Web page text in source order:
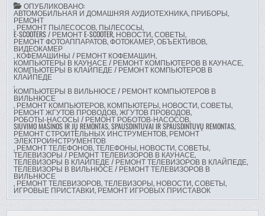
ОПУБЛИКОВАНО:
АВТОМОБИЛЬНАЯ И ДОМАШНЯЯ АУДИОТЕХНИКА, ПРИБОРЫ,
РЕМОНТ
, РЕМОНТ ПЫЛЕСОСОВ, ПЫЛЕСОСЫ,
E-SCOOTERS / РЕМОНТ E-SCOOTER, НОВОСТИ, СОВЕТЫ,
РЕМОНТ ФОТОАППАРАТОВ, ФОТОКАМЕР, ОБЪЕКТИВОВ,
ВИДЕОКАМЕР
, КОФЕМАШИНЫ / РЕМОНТ КОФЕМАШИН,
КОМПЬЮТЕРЫ В КАУНАСЕ / РЕМОНТ КОМПЬЮТЕРОВ В КАУНАСЕ,
КОМПЬЮТЕРЫ В КЛАЙПЕДЕ / РЕМОНТ КОМПЬЮТЕРОВ В
КЛАЙПЕДЕ
,
КОМПЬЮТЕРЫ В ВИЛЬНЮСЕ / РЕМОНТ КОМПЬЮТЕРОВ В
ВИЛЬНЮСЕ
, РЕМОНТ КОМПЬЮТЕРОВ, КОМПЬЮТЕРЫ, НОВОСТИ, СОВЕТЫ,
РЕМОНТ ЖГУТОВ ПРОВОДОВ, ЖГУТОВ ПРОВОДОВ,
РОБОТЫ-НАСОСЫ / РЕМОНТ РОБОТОВ-НАСОСОВ,
SIUVIMO MAŠINOS IR JŲ REMONTAS,SPAUSDINTUVAI IR SPAUSDINTUVŲ REMONTAS,
РЕМОНТ СТРОИТЕЛЬНЫХ ИНСТРУМЕНТОВ, РЕМОНТ
ЭЛЕКТРОИНСТРУМЕНТОВ
, РЕМОНТ ТЕЛЕФОНОВ, ТЕЛЕФОНЫ, НОВОСТИ, СОВЕТЫ,
ТЕЛЕВИЗОРЫ / РЕМОНТ ТЕЛЕВИЗОРОВ В КАУНАСЕ,
ТЕЛЕВИЗОРЫ В КЛАЙПЕДЕ / РЕМОНТ ТЕЛЕВИЗОРОВ В КЛАЙПЕДЕ,
ТЕЛЕВИЗОРЫ В ВИЛЬНЮСЕ / РЕМОНТ ТЕЛЕВИЗОРОВ В
ВИЛЬНЮСЕ
, РЕМОНТ ТЕЛЕВИЗОРОВ, ТЕЛЕВИЗОРЫ, НОВОСТИ, СОВЕТЫ,
ИГРОВЫЕ ПРИСТАВКИ, РЕМОНТ ИГРОВЫХ ПРИСТАВОК